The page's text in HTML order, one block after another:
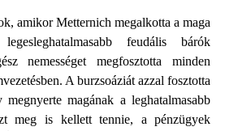
amikor Metternich megalkotta a maga
feudális bárók
nemességet megfosztotta minden
A burzsoáziát azzal fosztotta
magának a leghatalmasabb
meg is kellett tennie, a pénzügyek